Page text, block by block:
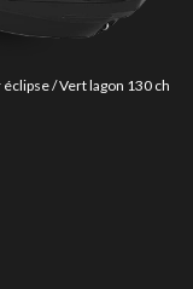
/ Vert lagon 130 ch